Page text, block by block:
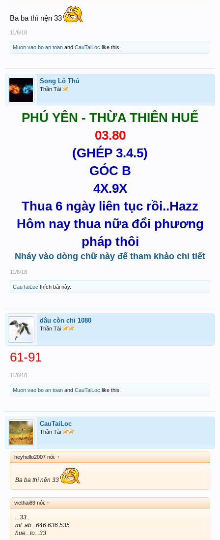
Ba ba thì nện 33
11/6/18
Muon vao bo an toan and CauTaiLoc like this.
Song Lô Thủ
Thần Tài
PHÚ YÊN - THỪA THIÊN HUẾ
03.80
(GHÉP 3.4.5)
GÓC B
4X.9X
Thua 6 ngày liên tục rồi..Hazz
Hôm nay thua nữa đổi phương
pháp thôi
Nháy vào dòng chữ này để tham khảo chi tiết
11/6/18
CauTaiLoc thích bài này.
dâu còn chi 1080
Thần Tài
61-91
11/6/18
Muon vao bo an toan and CauTaiLoc like this.
CauTaiLoc
Thần Tài
heyhello2007 nói: ↑
Ba ba thì nện 33
viethai89 nói: ↑
...33..
mt..ab...646.636.535
hue...lo...33